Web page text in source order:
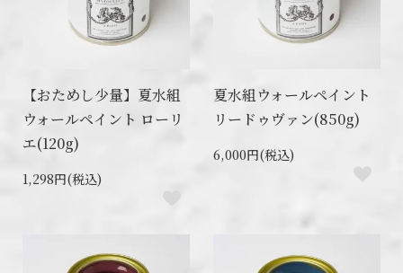
【おためし少量】夏水組
ウォールペイント ローリ
エ(120g)
1,298円(税込)
夏水組ウォールペイント
リードゥヴァン(850g)
6,000円(税込)